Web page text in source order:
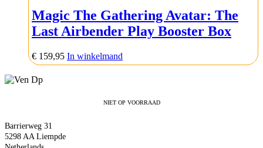
NIET OP VOORRAAD
NIET OP VOORRAAD
NIET OP VOORRAAD
NIET OP VOORRAAD
Magic The Gathering Avatar: The
Last Airbender Play Booster Box
€ 159,95 In winkelmand
Barrierweg 31
5298 AA Liempde